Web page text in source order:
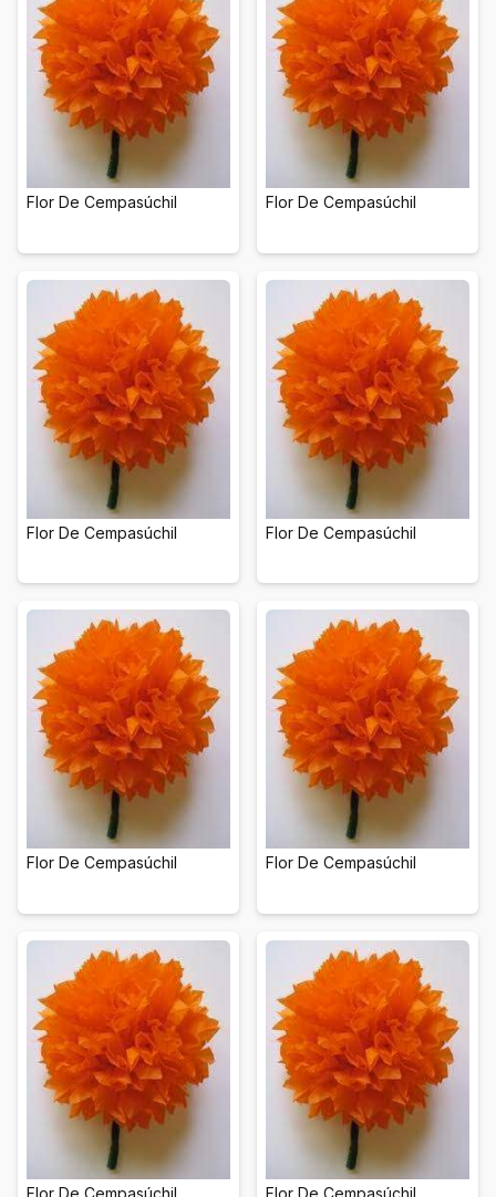
Flor De Cempasúchil Flor De Cempasúchil
Flor De Cempasúchil Flor De Cempasúchil
Flor De Cempasúchil Flor De Cempasúchil
Flor De Cempasúchil Flor De Cempasúchil